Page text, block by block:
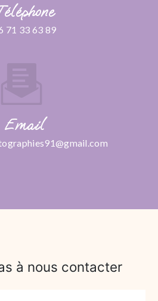
71 33 63 89
Email
à nous contacter